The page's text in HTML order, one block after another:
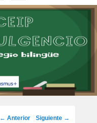
Navegación
← Anterior Siguiente →